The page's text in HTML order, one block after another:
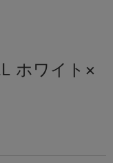
ホワイト×